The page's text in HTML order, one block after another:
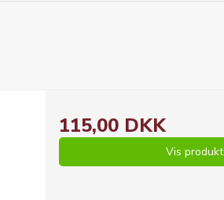
115,00 DKK
Vis produkt